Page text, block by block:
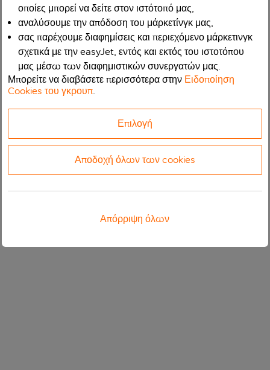
οποίες μπορεί να δείτε στον ιστότοπό μας,
αναλύσουμε την απόδοση του μάρκετίνγκ μας,
σας παρέχουμε διαφημίσεις και περιεχόμενο μάρκετινγκ
σχετικά με την easyJet, εντός και εκτός του ιστοτόπου
μας μέσω των διαφημιστικών συνεργατών μας.
Μπορείτε να διαβάσετε περισσότερα στην Ειδοποίηση
Cookies του γκρουπ.
Επιλογή
Αποδοχή όλων των cookies
Απόρριψη όλων